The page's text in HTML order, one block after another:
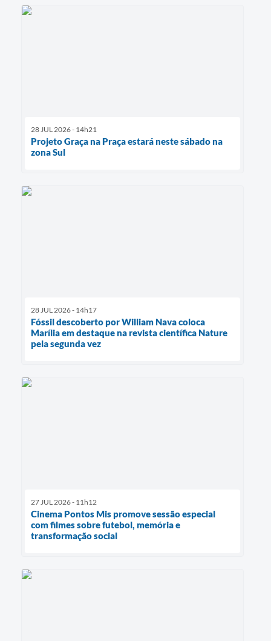
28 JUL 2026 - 14h21
Projeto Graça na Praça estará neste sábado na
zona Sul
28 JUL 2026 - 14h17
Fóssil descoberto por William Nava coloca
Marília em destaque na revista científica Nature
pela segunda vez
27 JUL 2026 - 11h12
Cinema Pontos Mis promove sessão especial
com filmes sobre futebol, memória e
transformação social